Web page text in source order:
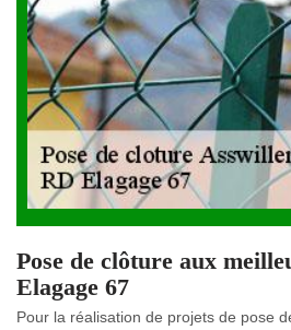
Pose de clôture aux
Elagage 67
Pour la réalisation de projets de pose